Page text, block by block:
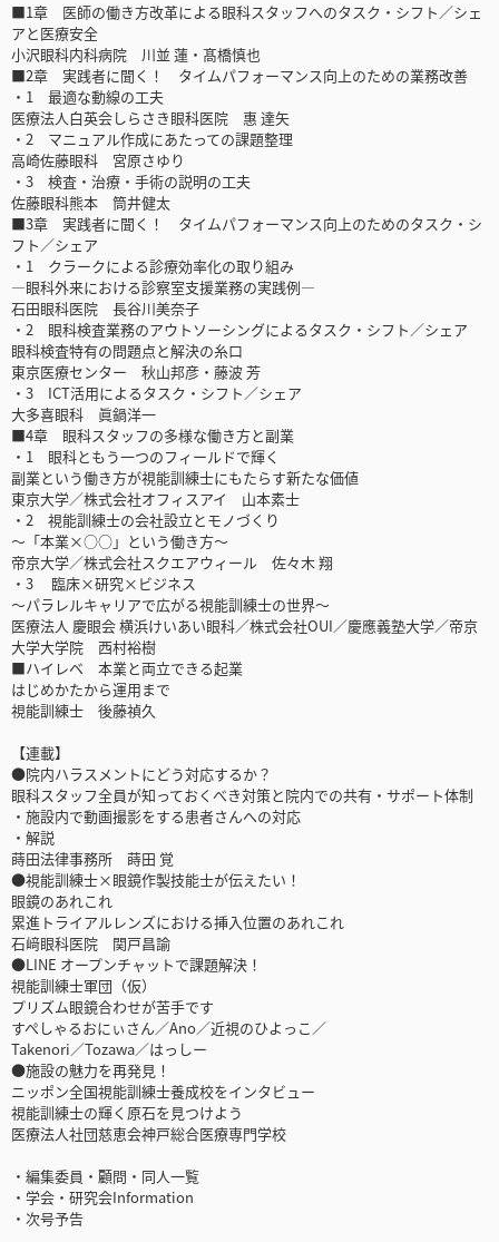
■1章 医師の働き方改革による眼科スタッフへのタスク・シフト／シェ
アと医療安全
小沢眼科内科病院 川並 蓮・髙橋慎也
■2章 実践者に聞く！ タイムパフォーマンス向上のための業務改善
・1 最適な動線の工夫
医療法人白英会しらさき眼科医院 惠 達矢
・2 マニュアル作成にあたっての課題整理
高崎佐藤眼科 宮原さゆり
・3 検査・治療・手術の説明の工夫
佐藤眼科熊本 筒井健太
■3章 実践者に聞く！ タイムパフォーマンス向上のためのタスク・シ
フト／シェア
・1 クラークによる診療効率化の取り組み
―眼科外来における診察室支援業務の実践例―
石田眼科医院 長谷川美奈子
・2 眼科検査業務のアウトソーシングによるタスク・シフト／シェア
眼科検査特有の問題点と解決の糸口
東京医療センター 秋山邦彦・藤波 芳
・3 ICT活用によるタスク・シフト／シェア
大多喜眼科 眞鍋洋一
■4章 眼科スタッフの多様な働き方と副業
・1 眼科ともう一つのフィールドで輝く
副業という働き方が視能訓練士にもたらす新たな価値
東京大学／株式会社オフィスアイ 山本素士
・2 視能訓練士の会社設立とモノづくり
～「本業×○○」という働き方～
帝京大学／株式会社スクエアウィール 佐々木 翔
・3 臨床×研究×ビジネス
～パラレルキャリアで広がる視能訓練士の世界～
医療法人 慶眼会 横浜けいあい眼科／株式会社OUI／慶應義塾大学／帝京
大学大学院 西村裕樹
■ハイレベ 本業と両立できる起業
はじめかたから運用まで
視能訓練士 後藤禎久
【連載】
●院内ハラスメントにどう対応するか？
眼科スタッフ全員が知っておくべき対策と院内での共有・サポート体制
・施設内で動画撮影をする患者さんへの対応
・解説
蒔田法律事務所 蒔田 覚
●視能訓練士×眼鏡作製技能士が伝えたい！
眼鏡のあれこれ
累進トライアルレンズにおける挿入位置のあれこれ
石﨑眼科医院 関戸昌諭
●LINE オープンチャットで課題解決！
視能訓練士軍団（仮）
プリズム眼鏡合わせが苦手です
すぺしゃるおにぃさん／Ano／近視のひよっこ／
Takenori／Tozawa／はっしー
●施設の魅力を再発見！
ニッポン全国視能訓練士養成校をインタビュー
視能訓練士の輝く原石を見つけよう
医療法人社団慈恵会神戸総合医療専門学校
・編集委員・顧問・同人一覧
・学会・研究会Information
・次号予告